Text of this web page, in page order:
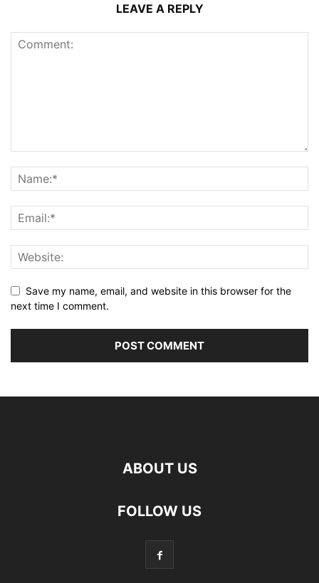
LEAVE A REPLY
Save my name, email, and website in this browser for the
next time I comment.
ABOUT US
FOLLOW US